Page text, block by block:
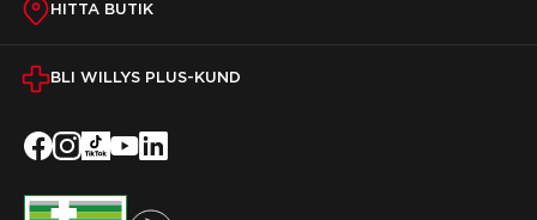
HITTA BUTIK
BLI WILLYS PLUS-KUND